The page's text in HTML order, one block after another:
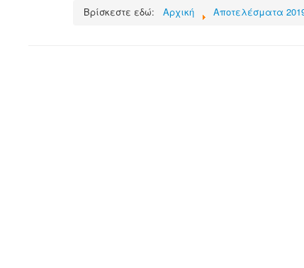
Βρίσκεστε εδώ: Αρχική Αποτελέσματα